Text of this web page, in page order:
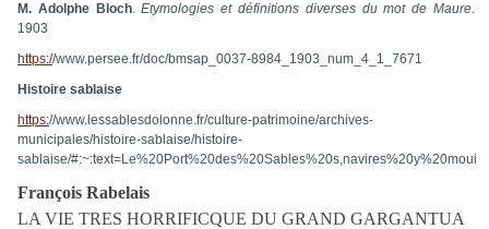
M. Adolphe Bloch.Etymologies et définitions diverses du mot de Maure.
1903
https://www.persee.fr/doc/bmsap_0037-8984_1903_num_4_1_7671
Histoire sablaise
https://www.lessablesdolonne.fr/culture-patrimoine/archives-
municipales/histoire-sablaise/histoire-
sablaise/
François Rabelais
LA VIE TRES HORRIFICQUE DU GRAND GARGANTUA